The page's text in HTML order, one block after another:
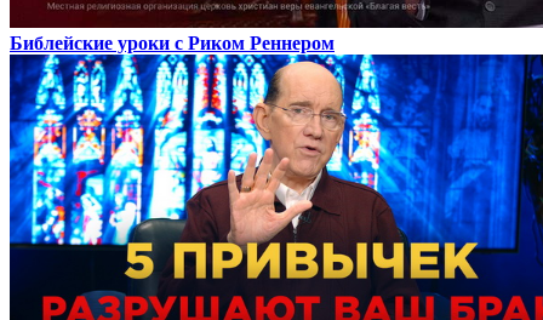
Библейские уроки с Риком Реннером